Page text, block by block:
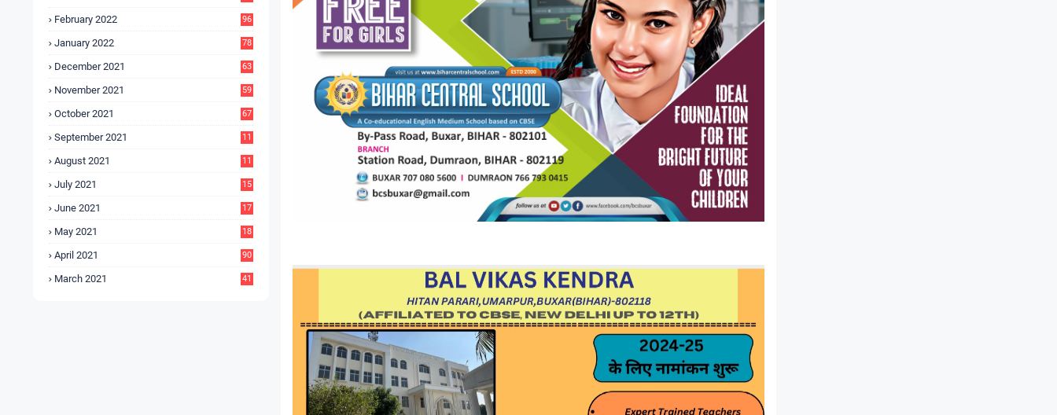
February 2022 96
January 2022 78
December 2021 63
November 2021 59
October 2021 67
September 2021
11
August 2021
11
July 2021
15
June 2021
17
May 2021
18
April 2021 90
March 2021 41